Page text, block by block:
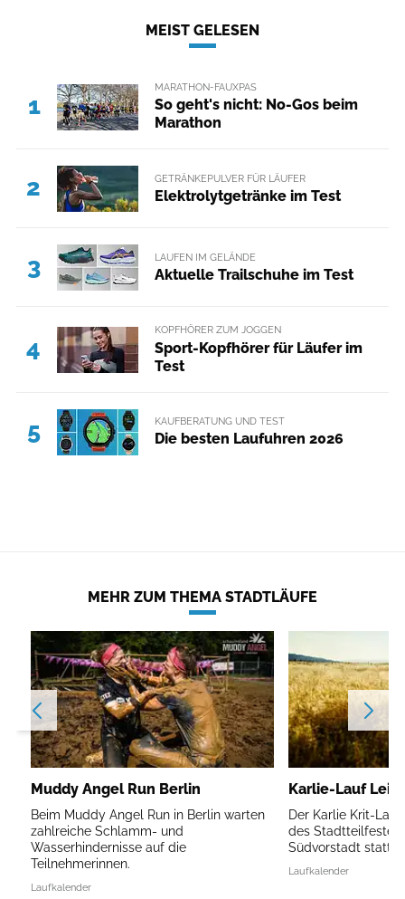
MEIST GELESEN
1
MARATHON-FAUXPAS
So geht's nicht: No-Gos beim
Marathon
2 GETRÄNKEPULVER FÜR LÄUFER
Elektrolytgetränke im Test
3 LAUFEN IM GELÄNDE
Aktuelle Trailschuhe im Test
4
KOPFHÖRER ZUM JOGGEN
Sport-Kopfhörer für Läufer im
Test
5 KAUFBERATUNG UND TEST
Die besten Laufuhren 2026
MEHR ZUM THEMA STADTLÄUFE
Muddy Angel Run Berlin
Beim Muddy Angel Run in Berlin warten
zahlreiche Schlamm- und
Wasserhindernisse auf die
Teilnehmerinnen.
Laufkalender
Karlie-Lauf
Der Karlie Krit-
des Stadtteilfestes
Südvorstadt statt.
Laufkalender